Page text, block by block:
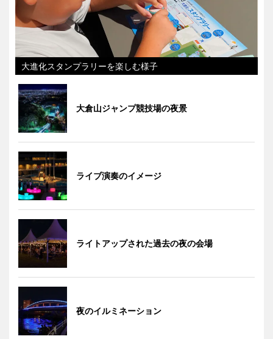
大進化スタンプラリーを楽しむ様子
大倉山ジャンプ競技場の夜景
ライブ演奏のイメージ
ライトアップされた過去の夜の会場
夜のイルミネーション